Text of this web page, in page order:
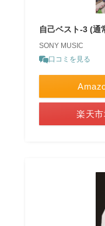
自己ベスト-3 (通
SONY MUSIC
口コミを見る
楽天